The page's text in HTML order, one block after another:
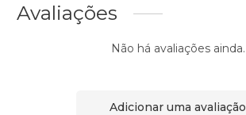
Avaliações
Não há avaliações ainda.
Adicionar uma avaliação